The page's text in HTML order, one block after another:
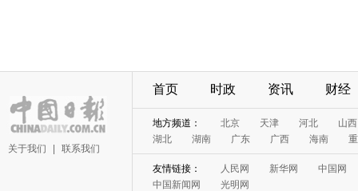
关于我们 联系我们
首页 时政 资讯 财经
地方频道： 北京 天津 河北
山西
湖北
湖南 广东 广西 海南
友情链接： 人民网 新华网
中国网
中国新闻网
光明网